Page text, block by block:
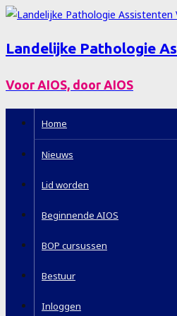
Landelijke Pathologie
Voor AIOS, door AIOS
Home
Nieuws
Lid worden
Beginnende AIOS
BOP cursussen
Bestuur
Inloggen